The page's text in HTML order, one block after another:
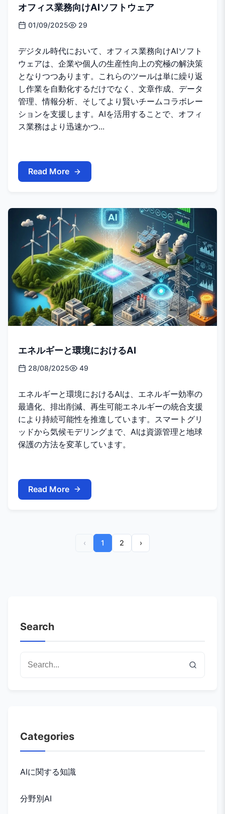
オフィス業務向けAIソフトウェア
01/09/2025 29
デジタル時代において、オフィス業務向けAIソフト
ウェアは、企業や個人の生産性向上の究極の解決策
となりつつあります。これらのツールは単に繰り返
し作業を自動化するだけでなく、文章作成、データ
管理、情報分析、そしてより賢いチームコラボレー
ションを支援します。AIを活用することで、オフィ
ス業務はより迅速かつ...
Read More
エネルギーと環境におけるAI
28/08/2025 49
エネルギーと環境におけるAIは、エネルギー効率の
最適化、排出削減、再生可能エネルギーの統合支援
により持続可能性を推進しています。スマートグリ
ッドから気候モデリングまで、AIは資源管理と地球
保護の方法を変革しています。
Read More
‹ 1 2 ›
Search
Categories
AIに関する知識
分野別AI